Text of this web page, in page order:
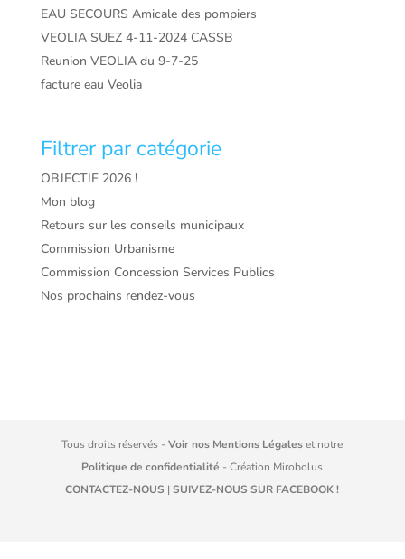
EAU SECOURS Amicale des pompiers
VEOLIA SUEZ 4-11-2024 CASSB
Reunion VEOLIA du 9-7-25
facture eau Veolia
Filtrer par catégorie
OBJECTIF 2026 !
Mon blog
Retours sur les conseils municipaux
Commission Urbanisme
Commission Concession Services Publics
Nos prochains rendez-vous
Tous droits réservés -Voir nos Mentions Légaleset notre
Politique de confidentialité - Création Mirobolus
CONTACTEZ-NOUS |SUIVEZ-NOUS SUR FACEBOOK !